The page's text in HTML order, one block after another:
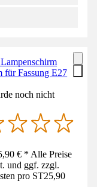
für Fassung E27
noch nicht
€ * Alle Preise
und ggf. zzgl.
pro ST25,90